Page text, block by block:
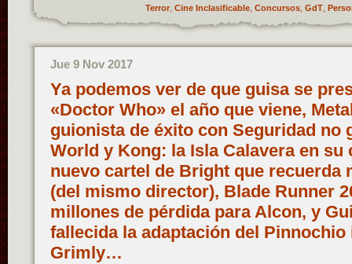
Terror, Cine Inclasificable, Concursos, GdT,
Jue 9 Nov 2017
Ya podemos ver de que guisa se
«Doctor Who» el año que viene,
guionista de éxito con Seguridad no
World y Kong: la Isla Calavera en
nuevo cartel de Bright que recuerda
(del mismo director), Blade Runner
millones de pérdida para Alcon, y
fallecida la adaptación del
Grimly…